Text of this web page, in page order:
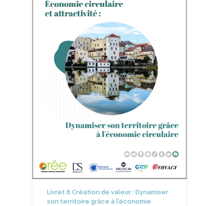
Livret 8 Création de valeur : Dynamiser
son territoire grâce à l’économie